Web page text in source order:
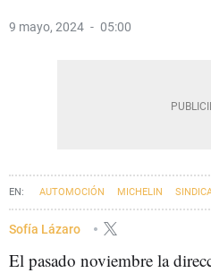
9 mayo, 2024 05:00
AUTOMOCIÓN MICHELIN
EUSKADI
Sofía Lázaro
El pasado noviembre la